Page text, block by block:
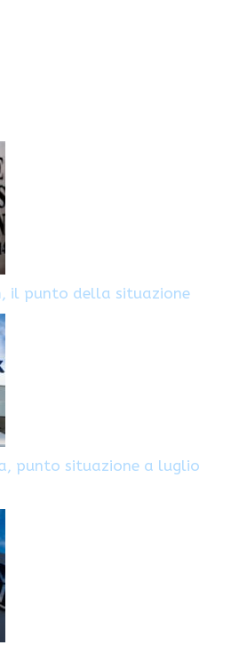
il punto della situazione
punto situazione a luglio